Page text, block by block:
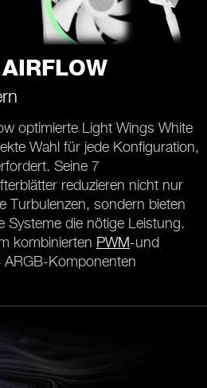
optimierte Light Wings White
Wahl für jede Konfiguration,
Seine 7
reduzieren nicht nur
Turbulenzen, sondern bieten
Systeme die nötige Leistung.
kombinierten PWM-und
Komponenten